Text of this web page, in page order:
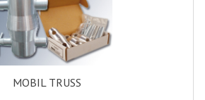
Lumière
Boules À Facettes
Changeurs De Couleurs
MOBIL TRUSS